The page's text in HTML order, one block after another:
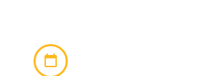

